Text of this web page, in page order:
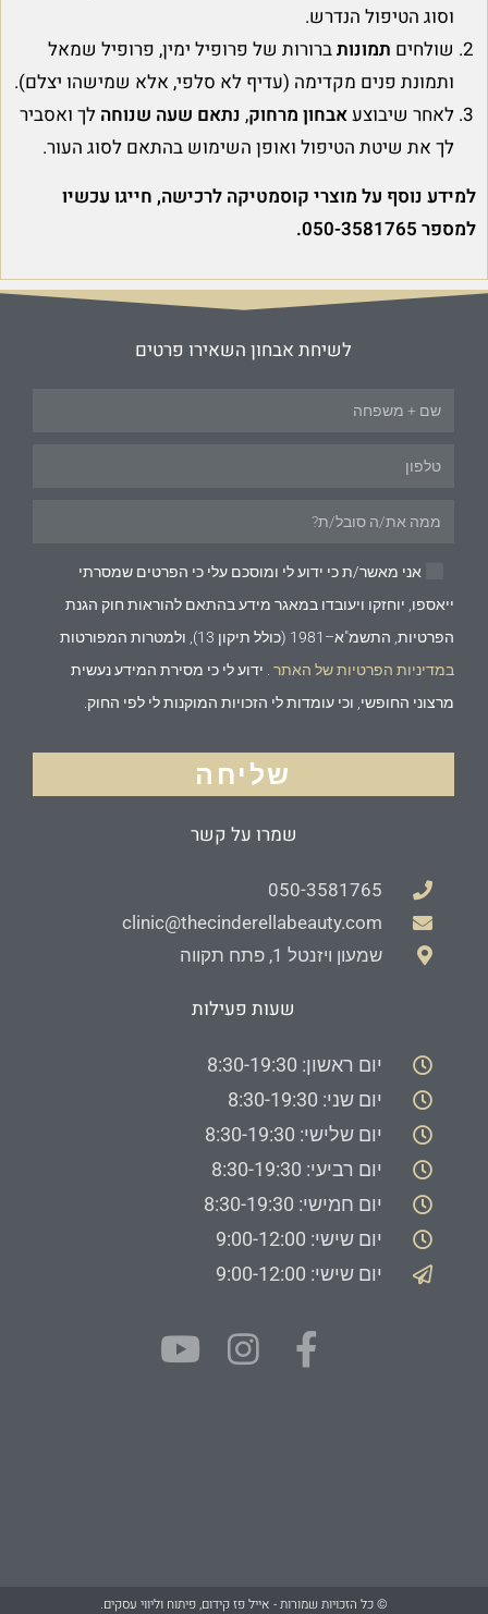
וסוג הטיפול הנדרש.
שולחים תמונותברורות של פרופיל ימין, פרופיל שמאל
ותמונת פנים מקדימה (עדיף לא סלפי, אלא שמישהו יצלם).
לאחר שיבוצעאבחון מרחוק, נתאם שעה שנוחה לך ואסביר
לך את שיטת הטיפול ואופן השימוש בהתאם לסוג העור.
למידע נוסף על מוצרי קוסמטיקה לרכישה, חייגו עכשיו
למספר 050-3581765.
לשיחת אבחון השאירו פרטים
אני מאשר/ת כי ידוע לי ומוסכם עלי כי הפרטים שמסרתי
ייאספו, יוחזקו ויעובדו במאגר מידע בהתאם להוראות חוק הגנת
הפרטיות, התשמ"א–1981 (כולל תיקון 13), ולמטרות המפורטות
במדיניות הפרטיות של האתר . ידוע לי כי מסירת המידע נעשית
מרצוני החופשי, וכי עומדות לי הזכויות המוקנות לי לפי החוק.
שליחה
שמרו על קשר
050-3581765
clinic@thecinderellabeauty.com
שמעון ויזנטל 1, פתח תקווה
שעות פעילות
יום ראשון: 8:30-19:30
יום שני: 8:30-19:30
יום שלישי: 8:30-19:30
יום רביעי: 8:30-19:30
יום חמישי: 8:30-19:30
יום שישי: 9:00-12:00
יום שישי: 9:00-12:00
© כל הזכויות שמורות - אייל פז קידום, פיתוח וליווי עסקים.